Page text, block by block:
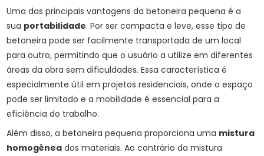
Uma das principais vantagens da betoneira pequena é a
sua portabilidade. Por ser compacta e leve, esse tipo de
betoneira pode ser facilmente transportada de um local
para outro, permitindo que o usuário a utilize em diferentes
áreas da obra sem dificuldades. Essa característica é
especialmente útil em projetos residenciais, onde o espaço
pode ser limitado e a mobilidade é essencial para a
eficiência do trabalho.
Além disso, a betoneira pequena proporciona uma mistura
homogênea dos materiais. Ao contrário da mistura